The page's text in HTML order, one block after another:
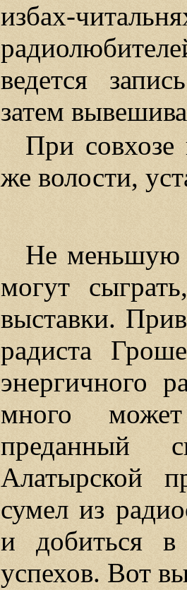
избах-
ведется
затем
При
же волости,
Не меньшую
могут
выставки.
радиста
энергичного
много
преданный
Алатырской
сумел из
и добиться в
успехов. Вот